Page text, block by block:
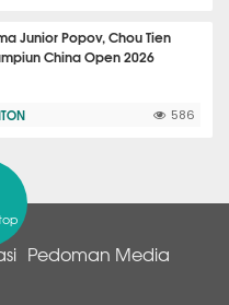
Junior Popov, Chou Tien
China Open 2026
586
Pedoman Media